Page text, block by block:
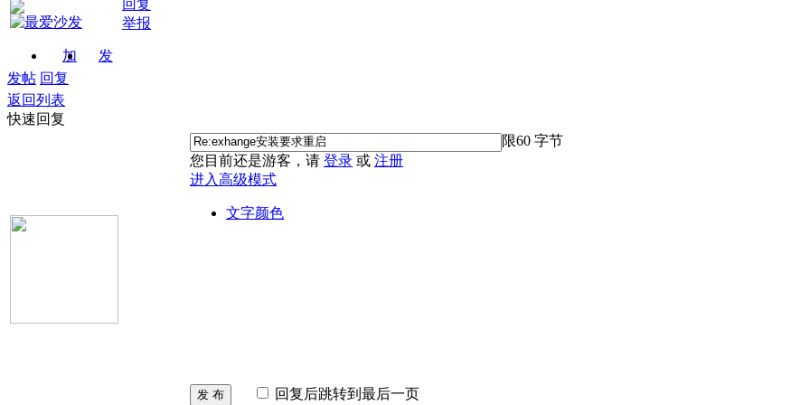
加
关注
发
回复
举报
发帖 回复
返回列表
快速回复
限60 字节
您目前还是游客，请 登录 或 注册
进入高级模式
文字颜色
发 布 回复后跳转到最后一页